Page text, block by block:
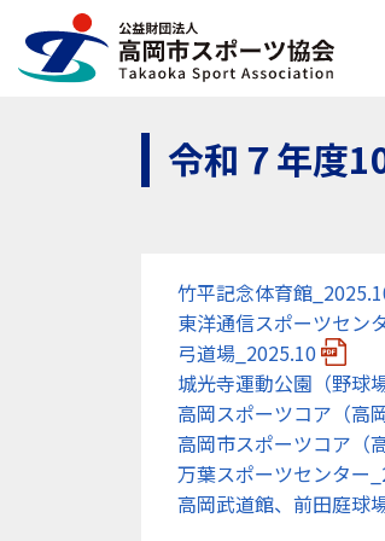
令和７年度
竹平記念体育館
東洋通信スポーツセン
弓道場_2025.10
城光寺運動公園（野球
高岡スポーツコア（高
高岡市スポーツコア（
万葉スポーツセンター
高岡武道館、前田庭球